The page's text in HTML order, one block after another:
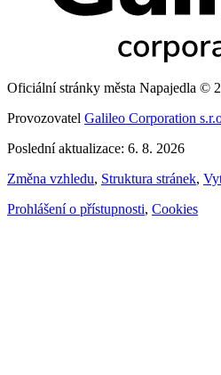
Oficiální stránky města Napajedla ©
Provozovatel Galileo Corporation
Poslední aktualizace: 6. 8. 2026
Změna vzhledu, Struktura stránek,
Prohlášení o přístupnosti, Cookies